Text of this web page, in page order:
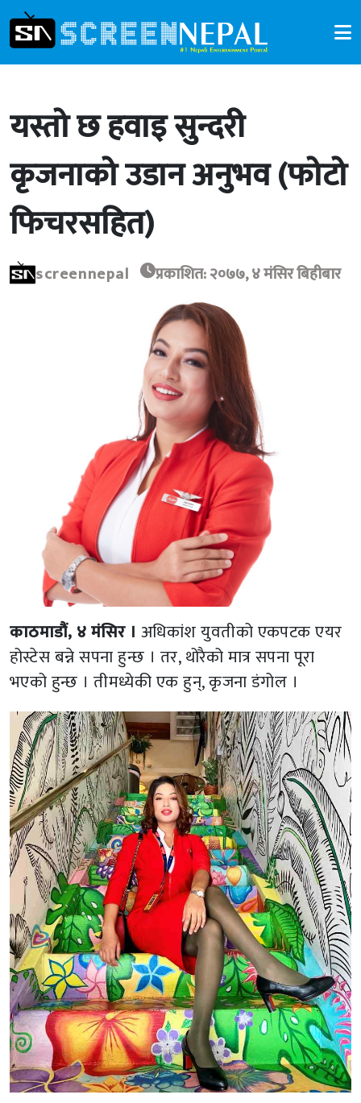
यस्तो छ हवाइ सुन्दरी
कृजनाको उडान अनुभव (फोटो
फिचरसहित)
screennepal प्रकाशित: २०७७, ४ मंसिर बिहीबार
काठमाडौं, ४ मंसिर । अधिकांश युवतीको एकपटक एयर
होस्टेस बन्ने सपना हुन्छ । तर, थोरैको मात्र सपना पूरा
भएको हुन्छ । तीमध्येकी एक हुन्, कृजना डंगोल ।